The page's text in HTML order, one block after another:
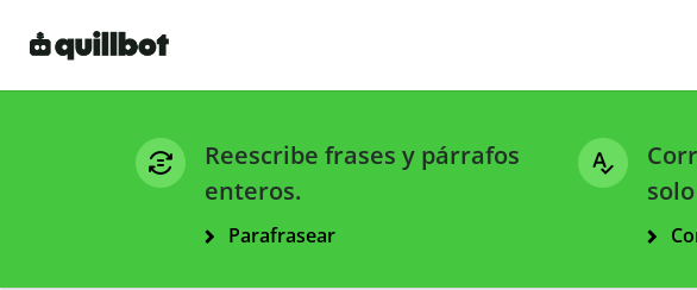
Reescribe frases y párrafos
enteros.
Parafrasear